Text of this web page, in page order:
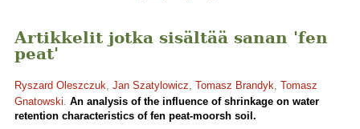
Artikkelit jotka sisältää sanan 'fen
peat'
Ryszard Oleszczuk, Jan Szatylowicz, Tomasz Brandyk, Tomasz
Gnatowski. An analysis of the influence of shrinkage on water
retention characteristics of fen peat-moorsh soil.